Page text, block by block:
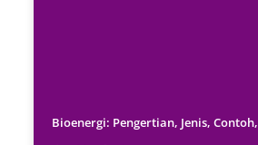
Bioenergi: Pengertian, Jenis, Contoh,